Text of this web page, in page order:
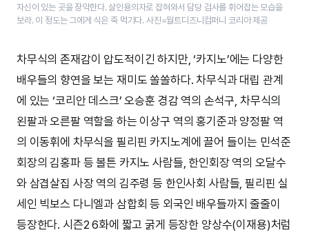
자신이 있는 곳을 장악한다. 살인용의자로 잡혀와서 담당 검사를 휘어잡는 모습을
보라. 이 정도는 그에게 식은 죽 먹기다. 사진=월트디즈니컴퍼니 코리아 제공
차무식의 존재감이 압도적이긴 하지만, ‘카지노’에는 다양한
배우들의 향연을 보는 재미도 쏠쏠하다. 차무식과 대립 관계
에 있는 ‘코리안 데스크’ 오승훈 경감 역의 손석구, 차무식의
왼팔과 오른팔 역할을 하는 이상구 역의 홍기준과 양정팔 역
의 이동휘에 차무식을 필리핀 카지노계에 끌어 들이는 민석준
회장의 김홍파 등 볼튼 카지노 사람들, 한인회장 역의 오달수
와 삼겹살집 사장 역의 김주령 등 한인사회 사람들, 필리핀 실
세인 빅보스 다니엘과 삼합회 등 외국인 배우들까지 줄줄이
등장한다. 시즌2 6화에 짧고 굵게 등장한 양상수(이재용)처럼